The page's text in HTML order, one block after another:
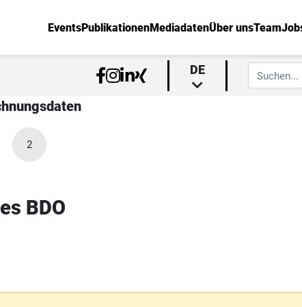
EventsPublikationenMediadatenÜber unsTeam
DE
2
BDO